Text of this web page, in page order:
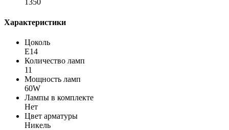
1350
Характеристики
Цоколь
Е14
Количество ламп
11
Мощность ламп
60W
Лампы в комплекте
Нет
Цвет арматуры
Никель